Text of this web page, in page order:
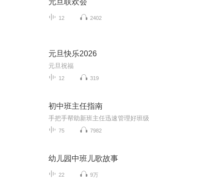
12 2402
元旦快乐2026
元旦祝福
12 319
初中班主任指南
手把手帮助新班主任迅速管理好班级
75 7982
幼儿园中班儿歌故事
22 9万